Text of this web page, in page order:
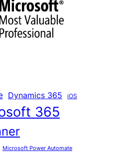
Dynamics 365 iOS
365
Microsoft Power Automate